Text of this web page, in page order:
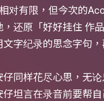
对有限，但今次的
还原「好好挂住 作
字纪录的思念字句
同样花尽心思，无
坦言在录音前要帮